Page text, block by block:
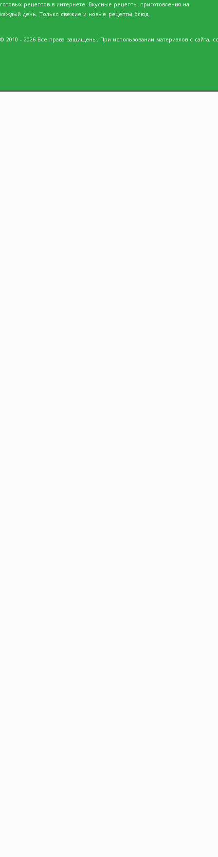
готовых рецептов в интернете. Вкусные рецепты приготовления на
каждый день. Только свежие и новые рецепты блюд.
© 2010 - 2026 Все права защищены. При использовании материалов с сайта,